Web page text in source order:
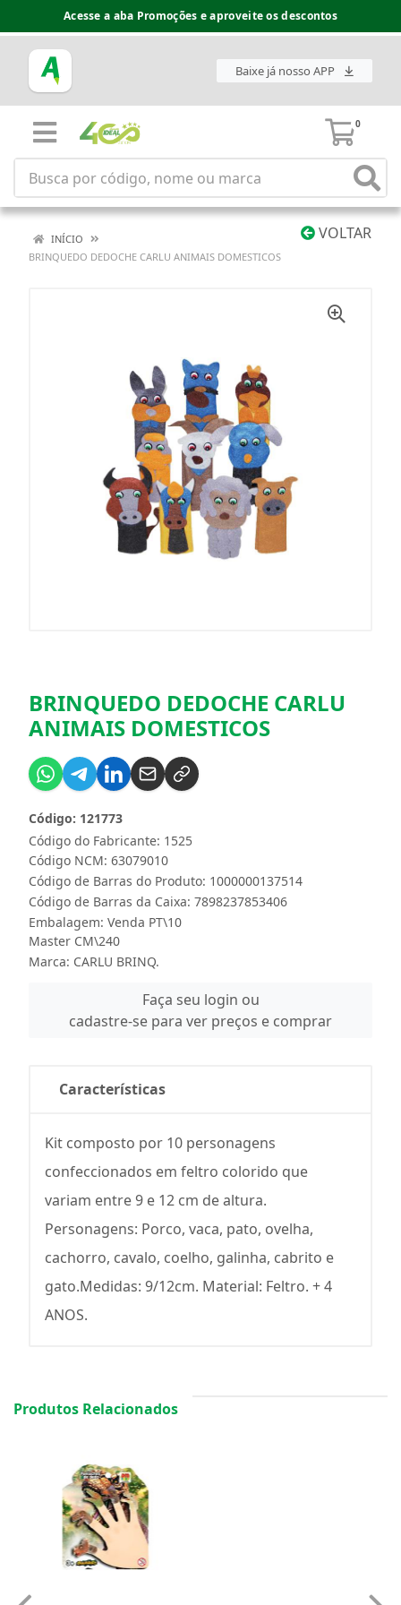
Acesse a aba Promoções e aproveite os descontos
Baixe já nosso APP
0
VOLTAR
INÍCIO
BRINQUEDO DEDOCHE CARLU ANIMAIS DOMESTICOS
BRINQUEDO DEDOCHE CARLU
ANIMAIS DOMESTICOS
Código do Fabricante: 1525
Código: 121773
Código NCM: 63079010
Código de Barras do Produto: 1000000137514
Código de Barras da Caixa: 7898237853406
Embalagem: Venda PT\10
Master CM\240
Marca: CARLU BRINQ.
Faça seu login ou
cadastre-se para ver preços e comprar
Características
Kit composto por 10 personagens
confeccionados em feltro colorido que
variam entre 9 e 12 cm de altura.
Personagens: Porco, vaca, pato, ovelha,
cachorro, cavalo, coelho, galinha, cabrito e
gato.Medidas: 9/12cm. Material: Feltro. + 4
ANOS.
Produtos Relacionados